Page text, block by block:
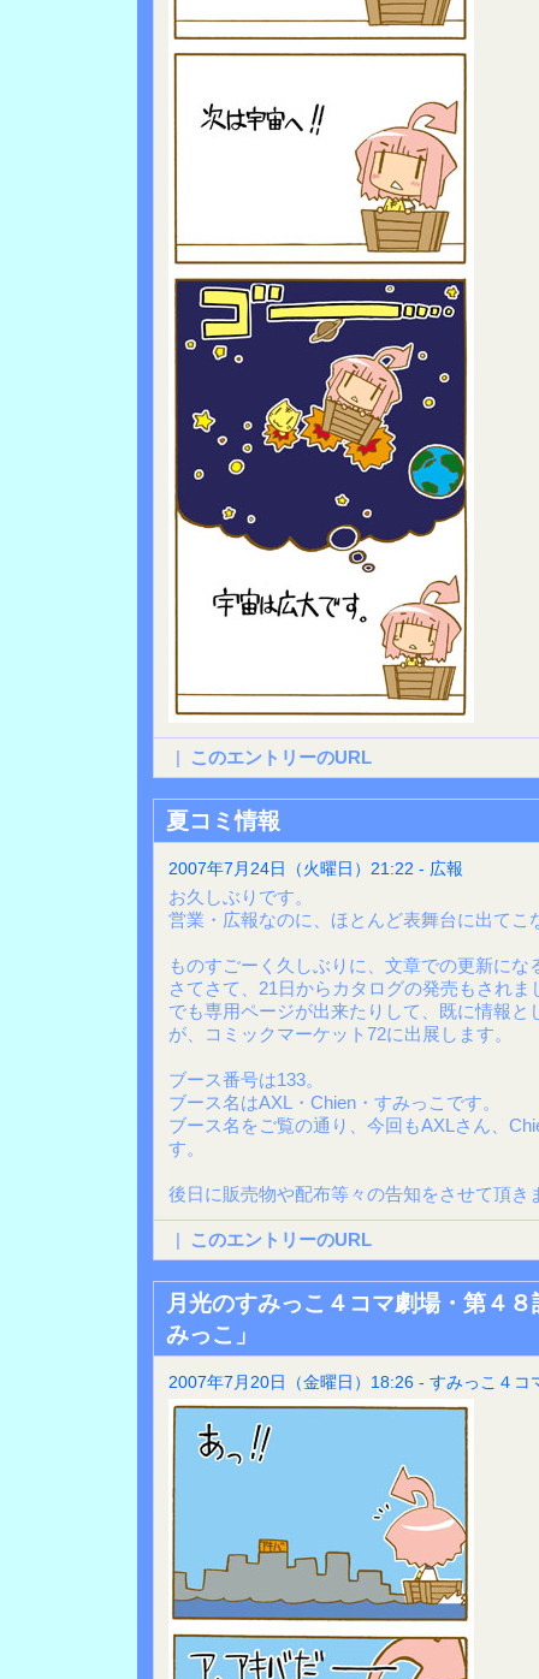
| このエントリーのURL
夏コミ情報
2007年7月24日（火曜日）21:22 - 広報
お久しぶりです。
営業・広報なのに、ほとんど表舞台に出てこ
ものすごーく久しぶりに、文章での更新にな
さてさて、21日からカタログの発売もされ
でも専用ページが出来たりして、既に情報と
が、コミックマーケット72に出展します。
ブース番号は133。
ブース名はAXL・Chien・すみっこです。
ブース名をご覧の通り、今回もAXLさん、
す。
後日に販売物や配布等々の告知をさせて頂き
| このエントリーのURL
月光のすみっこ４コマ劇場・第４
みっこ」
2007年7月20日（金曜日）18:26 - すみっこ４コ